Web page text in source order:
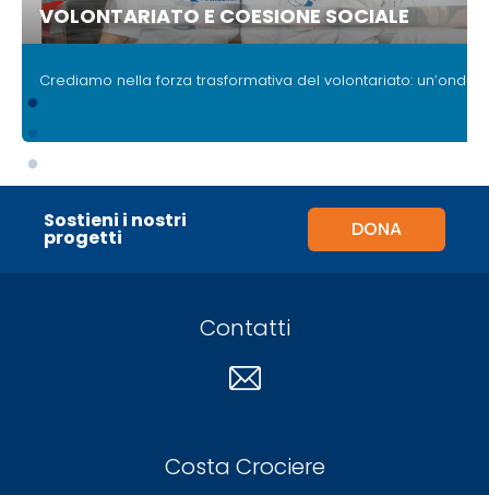
VOLONTARIATO E COESIONE SOCIALE
Crediamo nella forza trasformativa del volontariato: un’onda
Sostieni i nostri
progetti DONA
Contatti
Costa Crociere